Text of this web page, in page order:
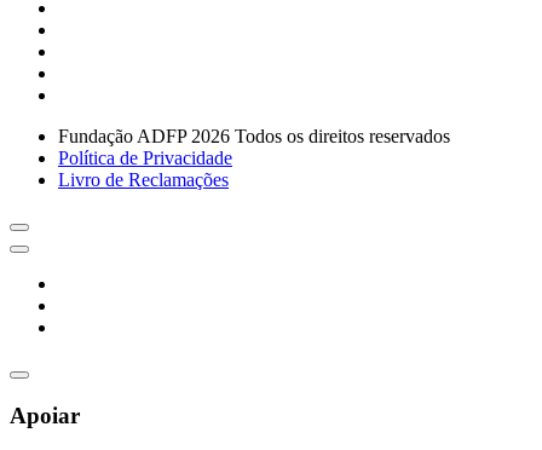
Fundação ADFP 2026 Todos os direitos reservados
Política de Privacidade
Livro de Reclamações
Apoiar